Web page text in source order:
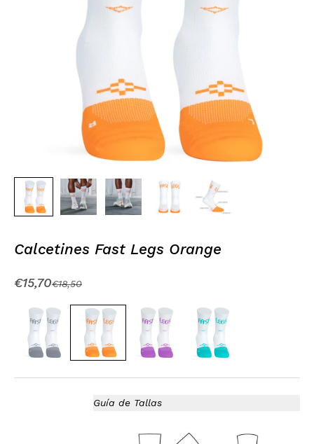
Calcetines Fast Legs Orange
Precio de oferta
€15,70Precio normal
€18,50
Guía de Tallas